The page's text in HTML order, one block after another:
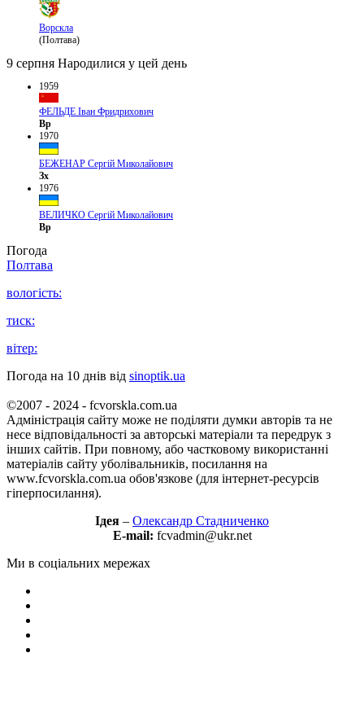
Ворскла
(Полтава)
9 серпня Народилися у цей день
1959
ФЕЛЬДЕ Іван Фридрихович
Вр
1970
БЕЖЕНАР Сергій Миколайович
Зх
1976
ВЕЛИЧКО Сергій Миколайович
Вр
Погода
Полтава
вологість:
тиск:
вітер:
Погода на 10 днів від sinoptik.ua
©2007 - 2024 - fcvorskla.com.ua
Адміністрація сайту може не поділяти думки авторів та не
несе відповідальності за авторські матеріали та передрук з
інших сайтів. При повному, або частковому використанні
матеріалів сайту уболівальників, посилання на
www.fcvorskla.com.ua обов'язкове (для інтернет-ресурсів
гіперпосилання).
Ідея – Олександр Стадниченко
E-mail: fcvadmin@ukr.net
Ми в соціальних мережах